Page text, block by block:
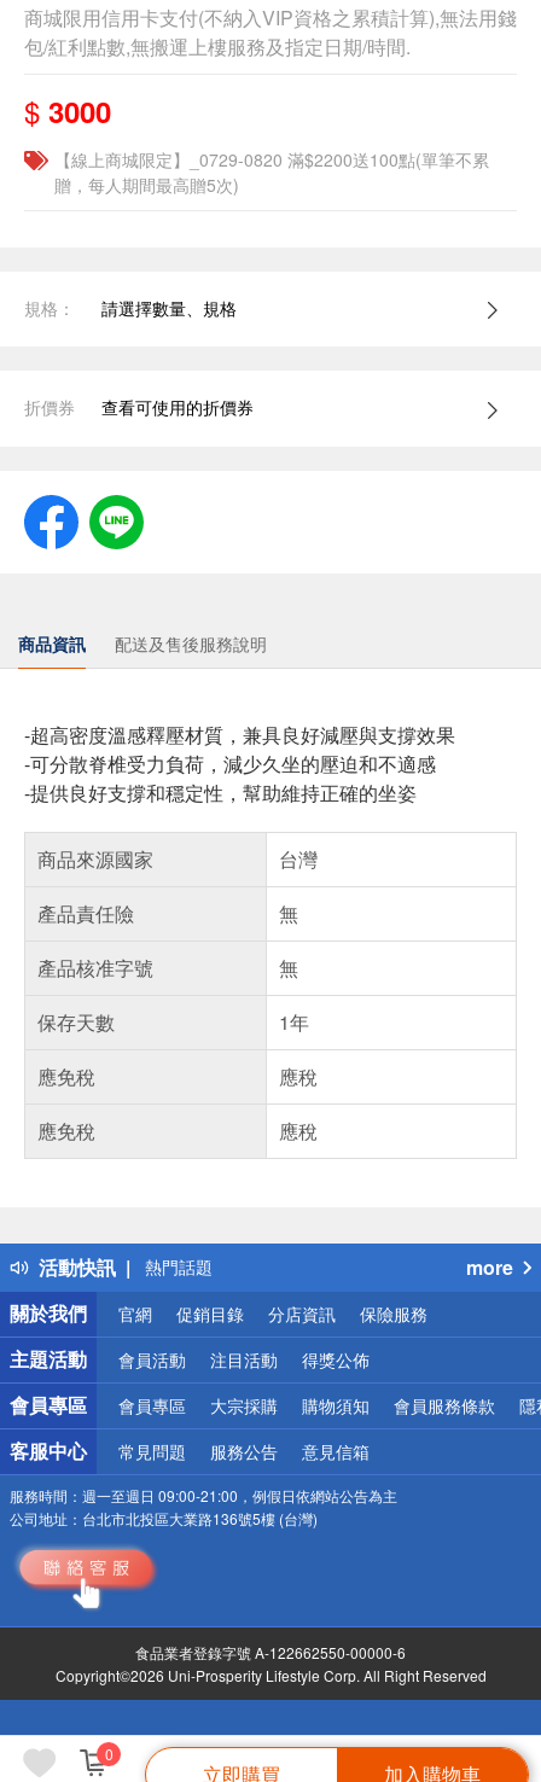
商城限用信用卡支付(不納入VIP資格之累積計算),無法用錢
包/紅利點數,無搬運上樓服務及指定日期/時間.
$ 3000
【線上商城限定】_0729-0820 滿$2200送100點(單筆不累
贈，每人期間最高贈5次)
0
立即購買 加入購物車
規格： 請選擇數量、規格
折價券 查看可使用的折價券
商品資訊 配送及售後服務說明
-超高密度溫感釋壓材質，兼具良好減壓與支撐效果
-可分散脊椎受力負荷，減少久坐的壓迫和不適感
-提供良好支撐和穩定性，幫助維持正確的坐姿
商品來源國家
台灣
產品責任險
無
產品核准字號
無
保存天數
1年
應免稅
應稅
應免稅
應稅
活動快訊
得獎公告
熱門話題
銀行優惠
偏遠地區配送
詐騙網頁！請小心！
more
關於我們
官網 促銷目錄 分店資訊 保險服務
主題活動 會員活動 注目活動 得獎公佈
會員專區 會員專區 大宗採購 購物須知 會員服務條款 隱
客服中心 常見問題 服務公告 意見信箱
服務時間： 週一至週日 09:00-21:00，例假日依網站公告為主
公司地址： 台北市北投區大業路136號5樓 (台灣)
食品業者登錄字號 A-122662550-00000-6
Copyright©2026 Uni-Prosperity Lifestyle Corp. All Right Reserved